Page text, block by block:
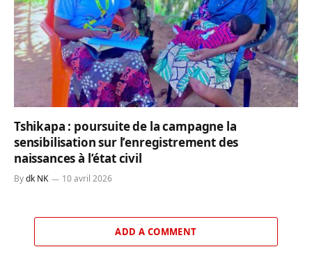
Tshikapa : poursuite de la campagne la
sensibilisation sur l’enregistrement des
naissances à l’état civil
Bydk NK 10 avril 2026
ADD A COMMENT